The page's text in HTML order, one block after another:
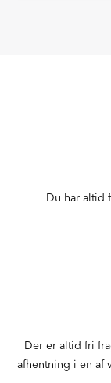
Du har altid
Der er altid fri
afhentning i en af